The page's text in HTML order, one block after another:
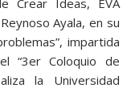
Ayala, en su
impartida
“3er Coloquio de
la Universidad